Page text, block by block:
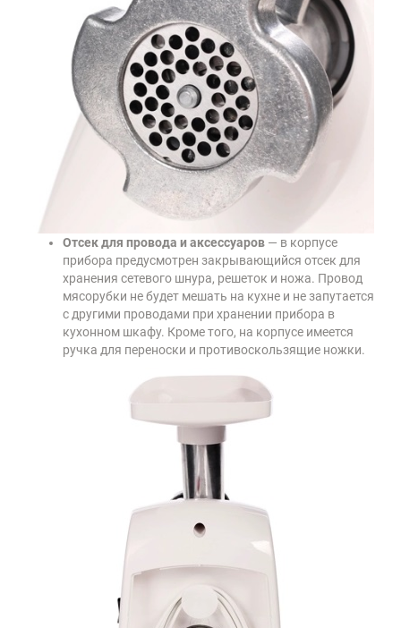
Отсек для провода и аксессуаров — в корпусе
прибора предусмотрен закрывающийся отсек для
хранения сетевого шнура, решеток и ножа. Провод
мясорубки не будет мешать на кухне и не запутается
с другими проводами при хранении прибора в
кухонном шкафу. Кроме того, на корпусе имеется
ручка для переноски и противоскользящие ножки.